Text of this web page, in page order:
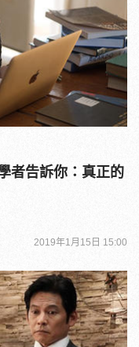
者告訴你：真正的
2019年1月15日 15:00